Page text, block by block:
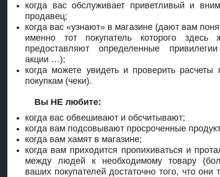
когда вас обслуживает приветливый и
продавец;
когда вас «узнают» в магазине (дают вам
именно тот покупатель которого здесь
предоставляют определенные
акции …);
когда можете увидеть и проверить
покупкам (чеки).
Вы НЕ любите:
когда вас обвешивают и обсчитывают;
когда вам подсовывают просроченные
когда вам хамят в магазине;
когда вам приходится пропихиваться и
между людей к необходимому товару
ваших покупателей достаточно того, что они